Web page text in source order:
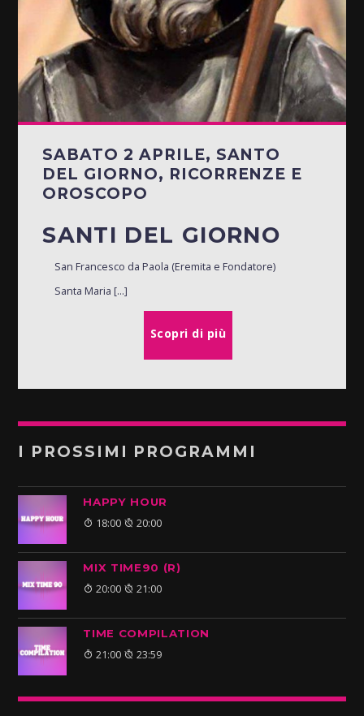
SABATO 2 APRILE, SANTO
DEL GIORNO, RICORRENZE E
OROSCOPO
SANTI DEL GIORNO
San Francesco da Paola (Eremita e Fondatore)
Santa Maria [...]
Scopri di più
I PROSSIMI PROGRAMMI
HAPPY HOUR
18:00 20:00
MIX TIME90 (R)
20:00 21:00
TIME COMPILATION
21:00 23:59